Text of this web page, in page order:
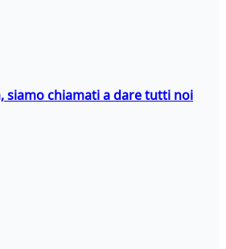
chiamati a dare tutti noi